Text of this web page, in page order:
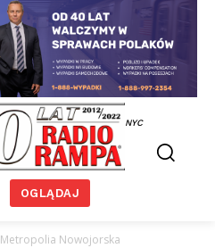
NYC
OGLĄDAJ
Metropolia Nowojorska